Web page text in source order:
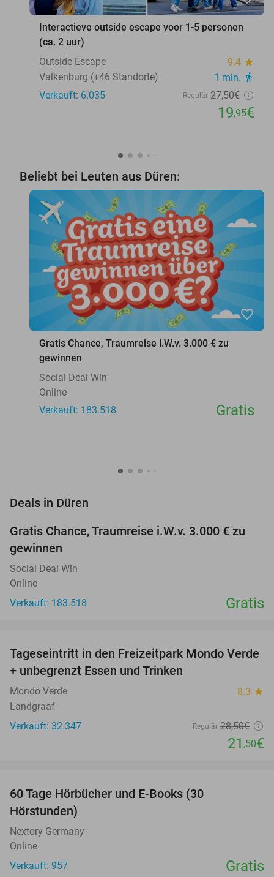
Interactieve outside escape voor 1-5 personen
(ca. 2 uur)
Outside Escape
9.4 star
Valkenburg (+46 Standorte) 1 min. directions_walk
Verkauft: 6.035 Regulär 27,50€
19,95€
Beliebt bei Leuten aus Düren:
favorite_border
Gratis Chance, Traumreise i.W.v. 3.000 € zu
gewinnen
Social Deal Win
Online
Verkauft: 183.518
Gratis
Deals in Düren
Gratis Chance, Traumreise i.W.v. 3.000 € zu
gewinnen
Social Deal Win
Online
Verkauft: 183.518
Gratis
25%
Tageseintritt in den Freizeitpark Mondo Verde
+ unbegrenzt Essen und Trinken
Mondo Verde 8.3 star
Landgraaf
Verkauft: 32.347
Regulär 28,50€
21 ,50€
60 Tage Hörbücher und E-Books (30
Hörstunden)
Nextory Germany
Online
Verkauft: 957
Gratis